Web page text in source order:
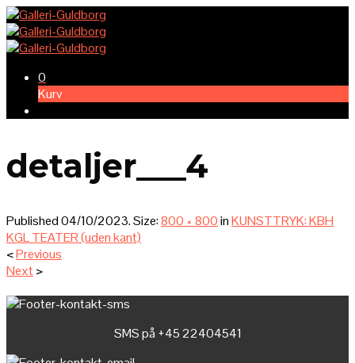
0
Kurv
detaljer___4
Published04/10/2023. Size:800 × 800inKUNSTTRYK: KBH
KGL TEATER (uden kant)
<Previous
Next>
SMS på +45 22404541